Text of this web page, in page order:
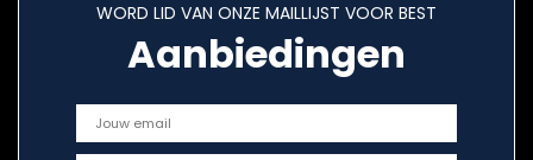
WORD LID VAN ONZE MAILLIJST VOOR BEST
Aanbiedingen